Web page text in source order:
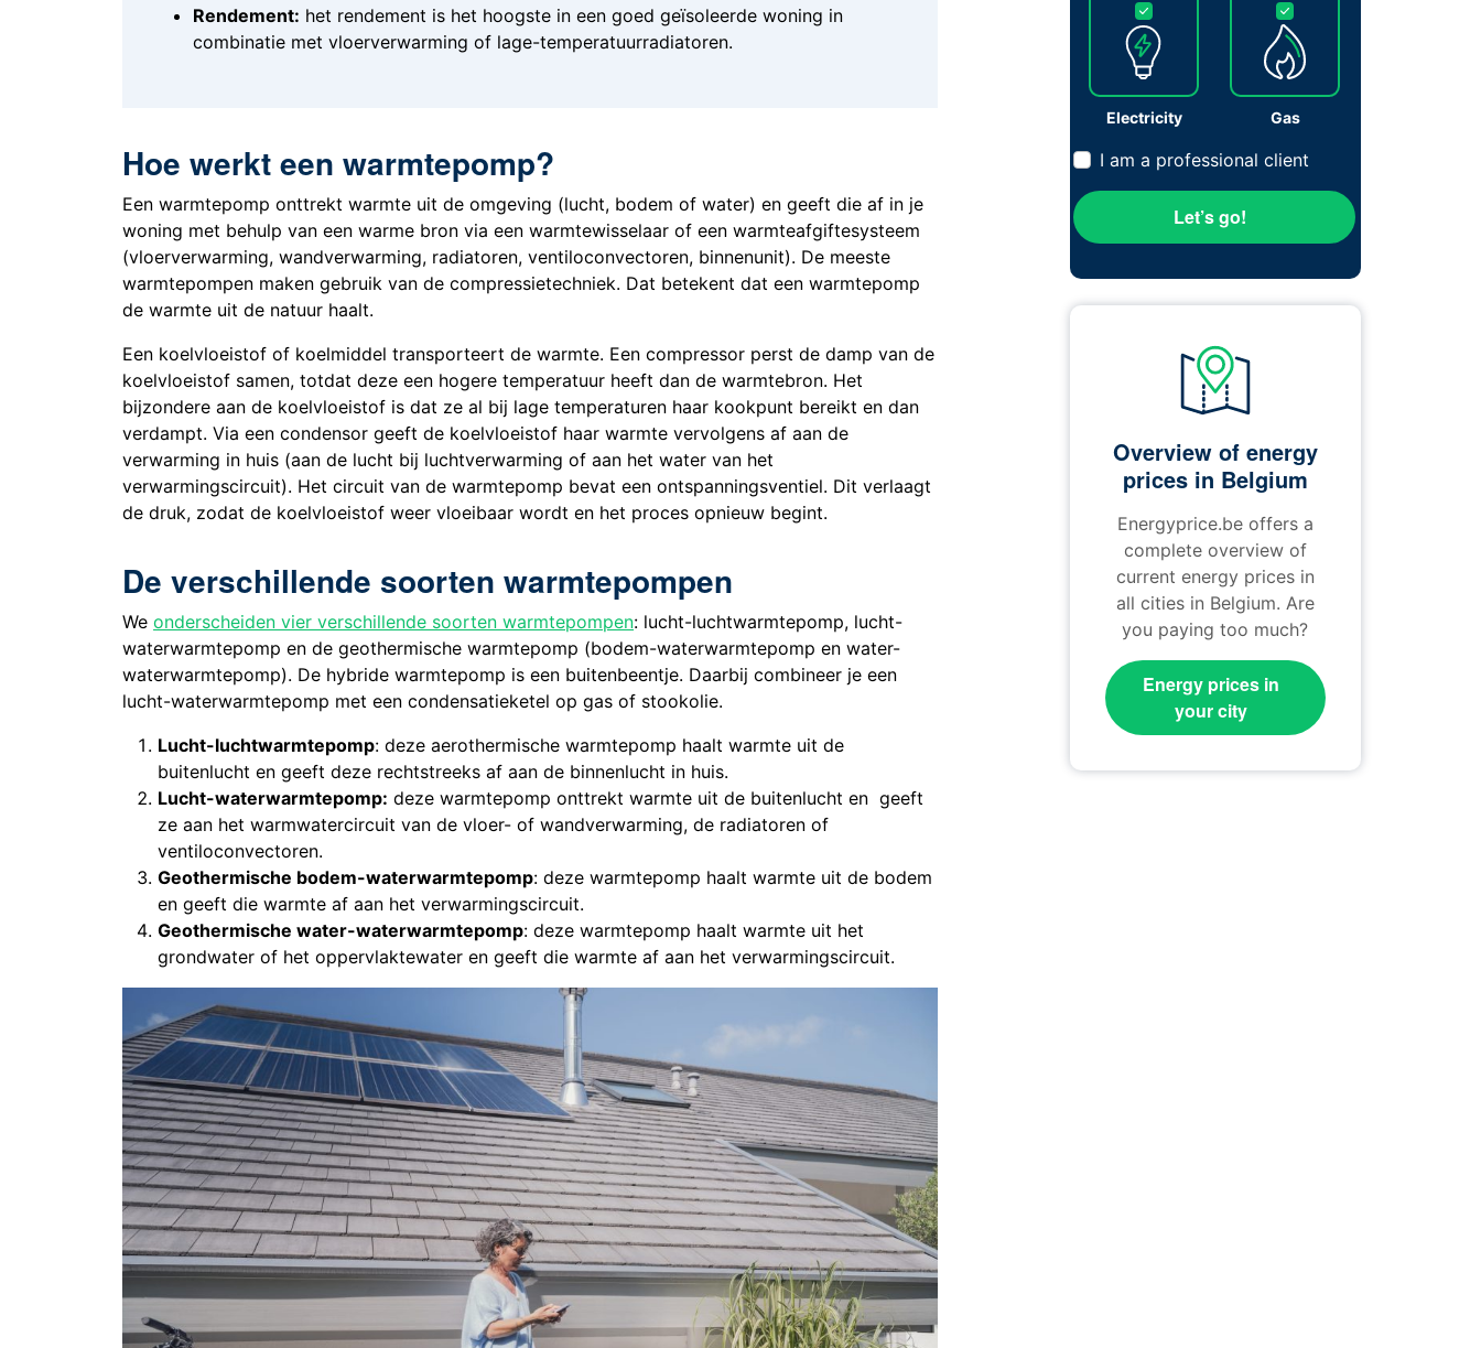
Rendement: het rendement is het hoogste in een goed geïsoleerde woning in
combinatie met vloerverwarming of lage-temperatuurradiatoren.
Hoe werkt een warmtepomp?
Een warmtepomp onttrekt warmte uit de omgeving (lucht, bodem of water) en geeft die af in je
woning met behulp van een warme bron via een warmtewisselaar of een warmteafgiftesysteem
(vloerverwarming, wandverwarming, radiatoren, ventiloconvectoren, binnenunit). De meeste
warmtepompen maken gebruik van de compressietechniek. Dat betekent dat een warmtepomp
de warmte uit de natuur haalt.
Een koelvloeistof of koelmiddel transporteert de warmte. Een compressor perst de damp van de
koelvloeistof samen, totdat deze een hogere temperatuur heeft dan de warmtebron. Het
bijzondere aan de koelvloeistof is dat ze al bij lage temperaturen haar kookpunt bereikt en dan
verdampt. Via een condensor geeft de koelvloeistof haar warmte vervolgens af aan de
verwarming in huis (aan de lucht bij luchtverwarming of aan het water van het
verwarmingscircuit). Het circuit van de warmtepomp bevat een ontspanningsventiel. Dit verlaagt
de druk, zodat de koelvloeistof weer vloeibaar wordt en het proces opnieuw begint.
De verschillende soorten warmtepompen
Weonderscheiden vier verschillende soorten warmtepompen: lucht-luchtwarmtepomp, lucht-
waterwarmtepomp en de geothermische warmtepomp (bodem-waterwarmtepomp en water-
waterwarmtepomp). De hybride warmtepomp is een buitenbeentje. Daarbij combineer je een
lucht-waterwarmtepomp met een condensatieketel op gas of stookolie.
Lucht-luchtwarmtepomp: deze aerothermische warmtepomp haalt warmte uit de
buitenlucht en geeft deze rechtstreeks af aan de binnenlucht in huis.
Lucht-waterwarmtepomp: deze warmtepomp onttrekt warmte uit de buitenlucht en geeft
ze aan het warmwatercircuit van de vloer- of wandverwarming, de radiatoren of
ventiloconvectoren.
Geothermische bodem-waterwarmtepomp: deze warmtepomp haalt warmte uit de bodem
en geeft die warmte af aan het verwarmingscircuit.
Geothermische water-waterwarmtepomp: deze warmtepomp haalt warmte uit het
grondwater of het oppervlaktewater en geeft die warmte af aan het verwarmingscircuit.
Electricity Gas
I am a professional client
Let’s go!
Overview of energy
prices in Belgium
Energyprice.be offers a
complete overview of
current energy prices in
all cities in Belgium. Are
you paying too much?
Energy prices in
your city